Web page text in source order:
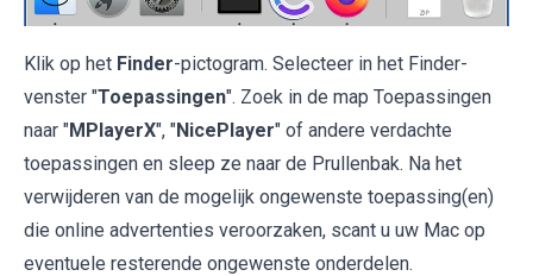
Klik op het Finder-pictogram. Selecteer in het Finder-
venster "Toepassingen". Zoek in de map Toepassingen
naar "MPlayerX", "NicePlayer" of andere verdachte
toepassingen en sleep ze naar de Prullenbak. Na het
verwijderen van de mogelijk ongewenste toepassing(en)
die online advertenties veroorzaken, scant u uw Mac op
eventuele resterende ongewenste onderdelen.